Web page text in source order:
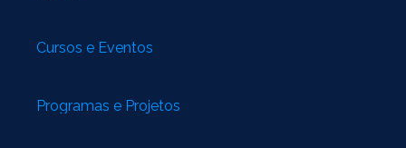
Cursos e Eventos
Programas e Projetos